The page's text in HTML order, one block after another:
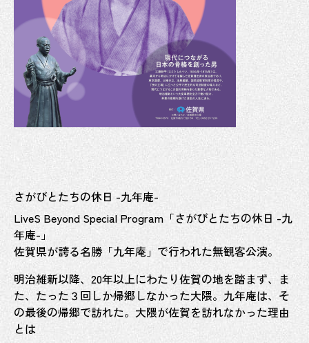
さがびとたちの休日 -九年庵-
LiveS Beyond Special Program「さがびとたちの休日 -九
年庵-」
佐賀県が誇る名勝「九年庵」で行われた無観客公演。
明治維新以降、20年以上にわたり佐賀の地を踏まず、ま
た、たった３回しか帰郷しなかった大隈。九年庵は、そ
の最後の帰郷で訪れた。大隈が佐賀を訪れなかった理由
とは